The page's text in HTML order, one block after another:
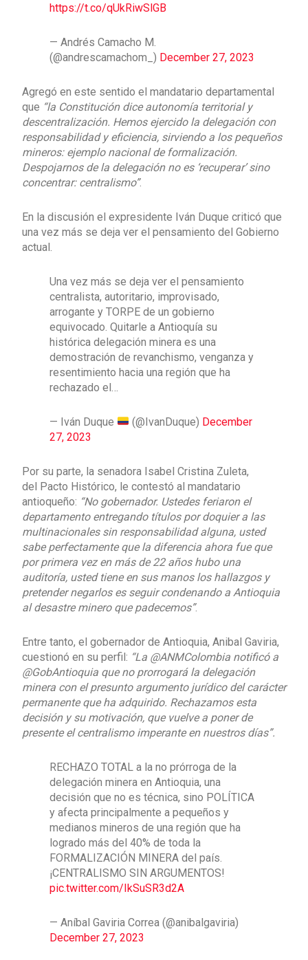
https://t.co/qUkRiwSlGB
— Andrés Camacho M.
(@andrescamachom_) December 27, 2023
Agregó en este sentido el mandatario departamental
que “la Constitución dice autonomía territorial y
descentralización. Hemos ejercido la delegación con
responsabilidad y eficiencia, sirviendo a los pequeños
mineros: ejemplo nacional de formalización.
Despojarnos de la delegación no es ‘recuperar’ sino
concentrar: centralismo”.
En la discusión el expresidente Iván Duque criticó que
una vez más se deja ver el pensamiento del Gobierno
actual.
Una vez más se deja ver el pensamiento
centralista, autoritario, improvisado,
arrogante y TORPE de un gobierno
equivocado. Quitarle a Antioquía su
histórica delegación minera es una
demostración de revanchismo, venganza y
resentimiento hacia una región que ha
rechazado el…
— Iván Duque (@IvanDuque) December
27, 2023
Por su parte, la senadora Isabel Cristina Zuleta,
del Pacto Histórico, le contestó al mandatario
antioqueño: “No gobernador. Ustedes feriaron el
departamento entregando títulos por doquier a las
multinacionales sin responsabilidad alguna, usted
sabe perfectamente que la diferencia ahora fue que
por primera vez en más de 22 años hubo una
auditoría, usted tiene en sus manos los hallazgos y
pretender negarlos es seguir condenando a Antioquia
al desastre minero que padecemos”.
Entre tanto, el gobernador de Antioquia, Anibal Gaviria,
cuestionó en su perfil: “La @ANMColombia notificó a
@GobAntioquia que no prorrogará la delegación
minera con el presunto argumento jurídico del carácter
permanente que ha adquirido. Rechazamos esta
decisión y su motivación, que vuelve a poner de
presente el centralismo imperante en nuestros días”.
RECHAZO TOTAL a la no prórroga de la
delegación minera en Antioquia, una
decisión que no es técnica, sino POLÍTICA
y afecta principalmente a pequeños y
medianos mineros de una región que ha
logrado más del 40% de toda la
FORMALIZACIÓN MINERA del país.
¡CENTRALISMO SIN ARGUMENTOS!
pic.twitter.com/IkSuSR3d2A
— Aníbal Gaviria Correa (@anibalgaviria)
December 27, 2023